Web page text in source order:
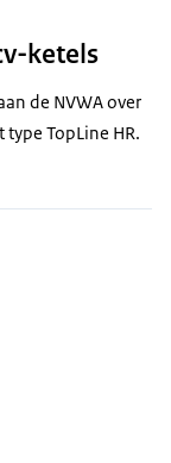
ketels
de NVWA over
TopLine HR.